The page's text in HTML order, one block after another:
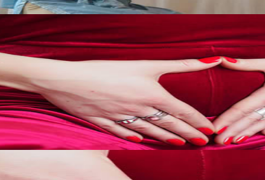
alla pratica: Medicina dell’utero Maya
alla saggezza delle tradizioni di guarigione femminile Maya,